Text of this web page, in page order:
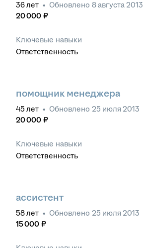
36лет • Обновлено 8 августа 2013
20 000 ₽
Ключевые навыки
Ответственность
помощник менеджера
45 лет • Обновлено 25 июля 2013
20 000 ₽
Ключевые навыки
Ответственность
ассистент
58лет • Обновлено 25 июля 2013
15 000 ₽